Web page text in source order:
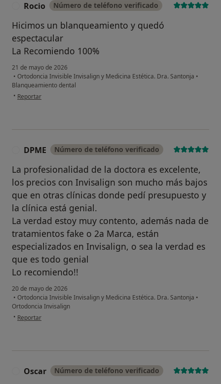
Rocio Número de teléfono verificado
Hicimos un blanqueamiento y quedó
espectacular
La Recomiendo 100%
21 de mayo de 2026
• Ortodoncia Invisible Invisalign y Medicina Estética. Dra. Santonja •
Blanqueamiento dental
• en opinión del usuario Rocio
Reportar
DPME Número de teléfono verificado
La profesionalidad de la doctora es excelente,
los precios con Invisalign son mucho más bajos
que en otras clínicas donde pedí presupuesto y
la clínica está genial.
La verdad estoy muy contento, además nada de
tratamientos fake o 2a Marca, están
especializados en Invisalign, o sea la verdad es
que es todo genial
Lo recomiendo!!
20 de mayo de 2026
• Ortodoncia Invisible Invisalign y Medicina Estética. Dra. Santonja •
Ortodoncia Invisalign
• en opinión del usuario DPME
Reportar
Oscar Número de teléfono verificado